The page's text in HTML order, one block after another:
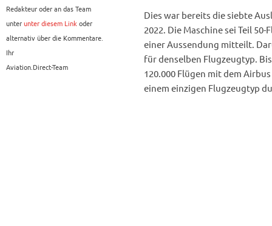
Redakteur oder an das Team
unterunter diesem Link oder
alternativ über die Kommentare.
Ihr
Aviation.Direct-Team
Dies war bereits die siebte
2022. Die Maschine sei Teil
einer Aussendung mitteilt.
für denselben Flugzeugtyp.
120.000 Flügen mit dem
einem einzigen Flugzeugtyp